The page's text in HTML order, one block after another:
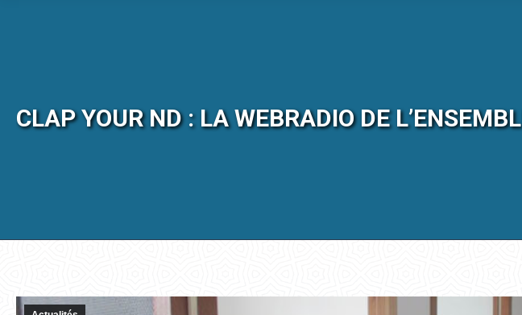
CLAP YOUR ND : LA WEBRADIO DE